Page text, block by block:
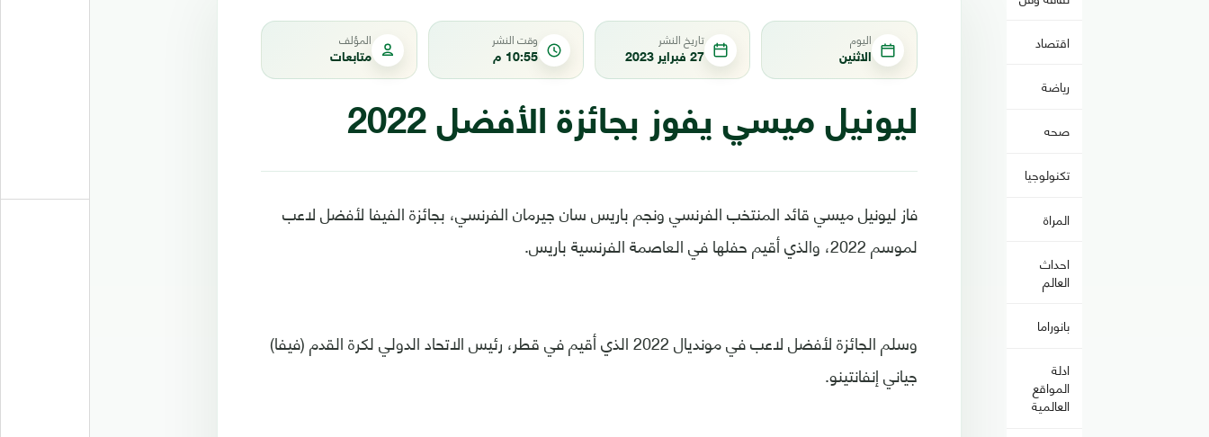
اقتصاد
رياضة
صحه
تكنولوجيا
المراة
احداث
العالم
بانوراما
ادلة
المواقع
العالمية
اليوم
الاثنين
تاريخ النشر
27 فبراير 2023
وقت النشر
10:55 م
المؤلف
متابعات
ليونيل ميسي يفوز بجائزة الأفضل 2022
فاز ليونيل ميسي قائد المنتخب الفرنسي ونجم باريس سان جيرمان الفرنسي، بجائزة الفيفا لأفضل لاعب
لموسم 2022، والذي أقيم حفلها في العاصمة الفرنسية باريس.
وسلم الجائزة لأفضل لاعب في مونديال 2022 الذي أقيم في قطر، رئيس الاتحاد الدولي لكرة القدم (فيفا)
جياني إنفانتينو.